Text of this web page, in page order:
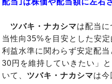
配当｣は株価や配当額に左右
ツバキ・ナカシマは配当
当性向35%を目安とした安定
利益水準に関わらず安定配
30円を維持していきたい」
いて、 ツバキ・ナカシマは今